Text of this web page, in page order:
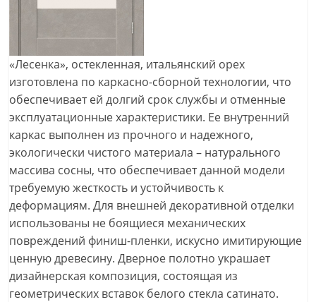
«Лесенка», остекленная, итальянский орех
изготовлена по каркасно-сборной технологии, что
обеспечивает ей долгий срок службы и отменные
эксплуатационные характеристики. Ее внутренний
каркас выполнен из прочного и надежного,
экологически чистого материала – натурального
массива сосны, что обеспечивает данной модели
требуемую жесткость и устойчивость к
деформациям. Для внешней декоративной отделки
использованы не боящиеся механических
повреждений финиш-пленки, искусно имитирующие
ценную древесину. Дверное полотно украшает
дизайнерская композиция, состоящая из
геометрических вставок белого стекла сатинато.